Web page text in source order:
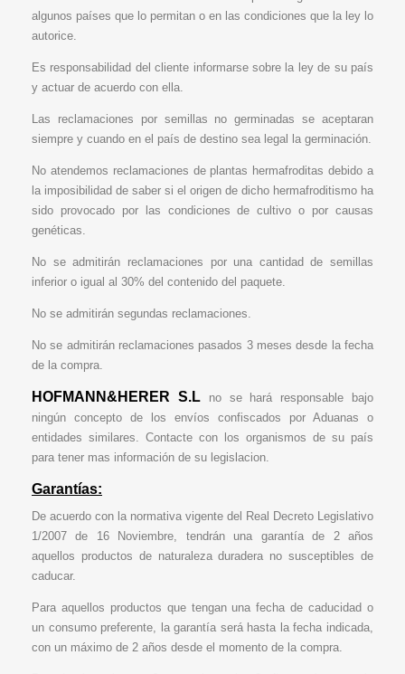
algunos países que lo permitan o en las condiciones que la ley lo
autorice.
Es responsabilidad del cliente informarse sobre la ley de su país
y actuar de acuerdo con ella.
Las reclamaciones por semillas no germinadas se aceptaran
siempre y cuando en el país de destino sea legal la germinación.
No atendemos reclamaciones de plantas hermafroditas debido a
la imposibilidad de saber si el origen de dicho hermafroditismo ha
sido provocado por las condiciones de cultivo o por causas
genéticas.
No se admitirán reclamaciones por una cantidad de semillas
inferior o igual al 30% del contenido del paquete.
No se admitirán segundas reclamaciones.
No se admitirán reclamaciones pasados 3 meses desde la fecha
de la compra.
HOFMANN&HERER S.Lno se hará responsable bajo
ningún concepto de los envíos confiscados por Aduanas o
entidades similares. Contacte con los organismos de su país
para tener mas información de su legislacion.
Garantías:
De acuerdo con la normativa vigente del Real Decreto Legislativo
1/2007 de 16 Noviembre, tendrán una garantía de 2 años
aquellos productos de naturaleza duradera no susceptibles de
caducar.
Para aquellos productos que tengan una fecha de caducidad o
un consumo preferente, la garantía será hasta la fecha indicada,
con un máximo de 2 años desde el momento de la compra.